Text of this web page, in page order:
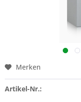
Merken
Artikel-Nr.: